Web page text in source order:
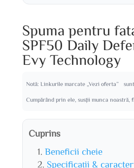
Spuma pentru
SPF50 Daily
Evy Technology
Notă: Linkurile marcate „Vezi oferta”
Cumpărând prin ele, susții munca noastră,
Cuprins
Beneficii cheie
Specificații &